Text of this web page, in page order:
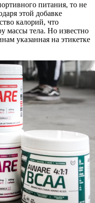
питания, то не
этой добавке
калорий, что
массы тела. Но известно
указанная на этикетке